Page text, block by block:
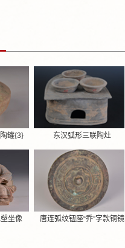
罐{3} 东汉弧形三联陶灶
坐像 唐连弧纹钮座“乔”字款铜镜